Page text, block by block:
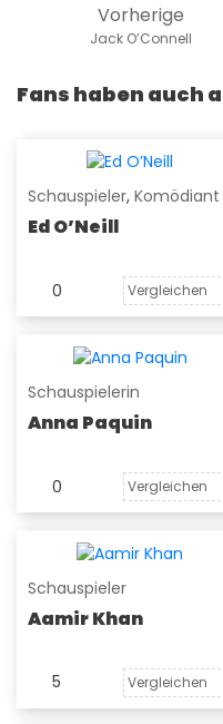
Vorherige
Jack O’Connell
Fans haben auch
Schauspieler, Komödiant
Ed O’Neill
0 Vergleichen
Schauspielerin
Anna Paquin
0 Vergleichen
Schauspieler
Aamir Khan
5 Vergleichen